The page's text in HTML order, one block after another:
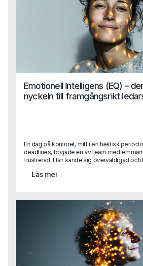
Emotionell Intelligens (EQ) –
nyckeln till framgångsrikt
En dag på kontoret, mitt i en hektisk period
deadlines, började en av team
frustrerad. Han kände sig överväldigad och
nära. Det var då en av hans kollegor, med en
empatisk hållning, närmade sig honom och
exempel på hög emotionell intelligens.
situationen, kände igen den andra
erbjöd hjälp för att hantera dem.Den här
illustrerar varför emotionell intelligens är
ledare. Det handlar inte bara om att fatta rätt
om att förstå och hantera sina egna och
varje given situation.
Läs mer